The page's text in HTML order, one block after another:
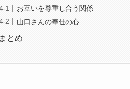
お互いを尊重し合う関係
山口さんの奉仕の心
まとめ